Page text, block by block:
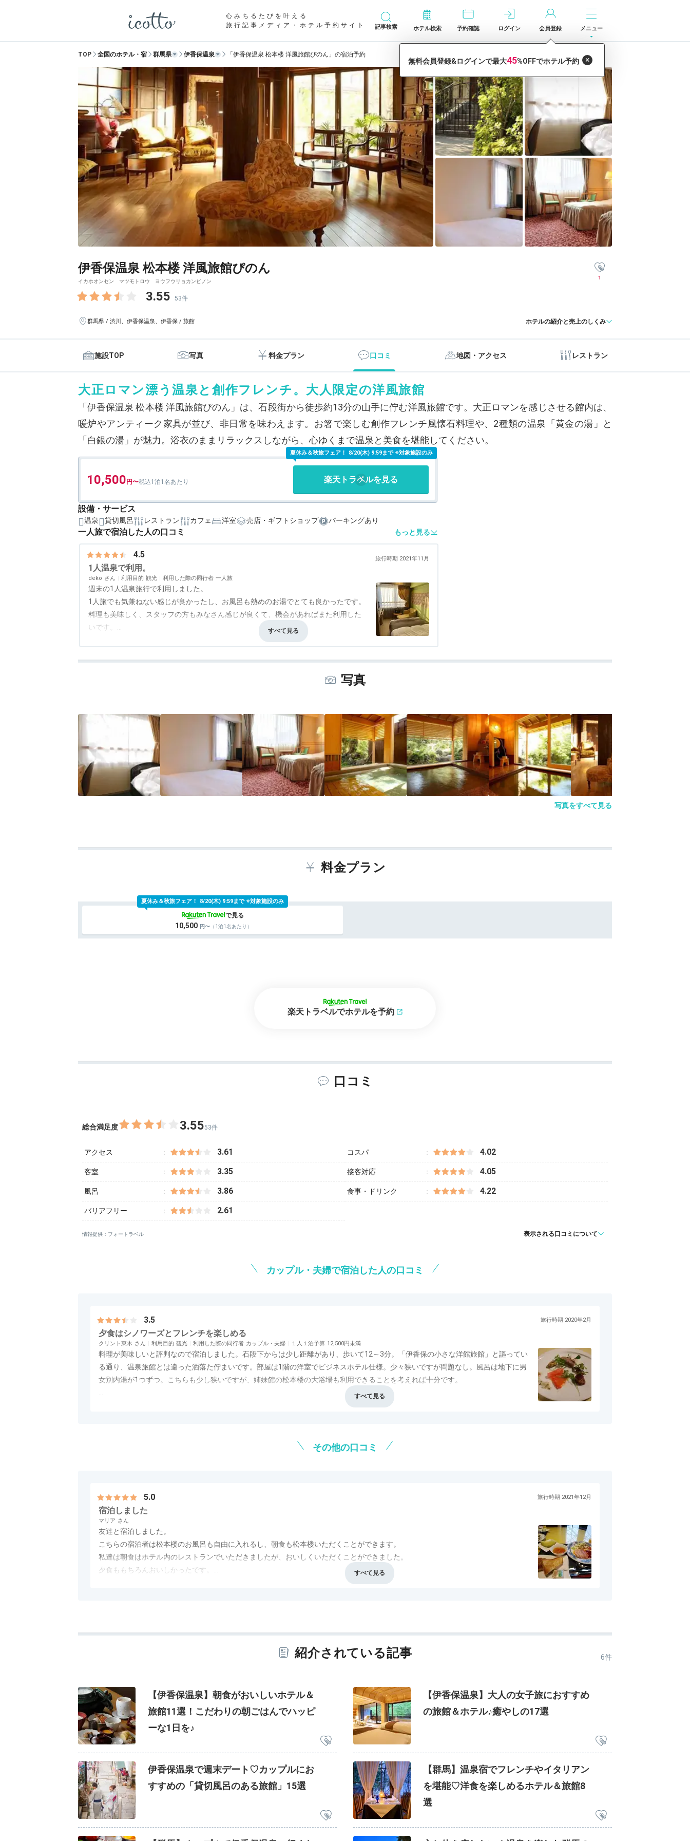
心みちるたびを叶える
旅行記事メディア・ホテル予約サイト
記事検索 ホテル検索 予約確認 ログイン 会員登録 メニュー
TOP 全国のホテル・宿 群馬県 伊香保温泉 「伊香保温泉 松本楼 洋風旅館ぴのん」の宿泊予約
伊香保温泉 松本楼 洋風旅館ぴのん
イカホオンセン マツモトロウ ヨウフウリョカンピノン
3.55 53件
1
群馬県 / 渋川、伊香保温泉、伊香保 / 旅館 ホテルの紹介と売上のしくみ
施設TOP 写真 料金プラン 口コミ 地図・アクセス レストラン
大正ロマン漂う温泉と創作フレンチ。大人限定の洋風旅館
「伊香保温泉 松本楼 洋風旅館ぴのん」は、石段街から徒歩約13分の山手に佇む洋風旅館です。大正ロマンを感じさせる館内は、
暖炉やアンティーク家具が並び、非日常を味わえます。お箸で楽しむ創作フレンチ風懐石料理や、2種類の温泉「黄金の湯」と
「白銀の湯」が魅力。浴衣のままリラックスしながら、心ゆくまで温泉と美食を堪能してください。
10,500 1泊1名あたり
夏休み＆秋旅フェア！ 8/20(木) 9:59まで ※対象施設のみ
楽天トラベルを見る
設備・サービス
温泉 貸切風呂 レストラン カフェ 洋室 売店・ギフトショップ パーキングあり
一人旅で宿泊した人の口コミ もっと見る
4.5 旅行時期 2021年11月
1人温泉で利用。
deko 利用目的 観光 利用した際の同行者 一人旅
週末の1人温泉旅行で利用しました。
1人旅でも気兼ねない感じが良かったし、お風呂も熱めのお湯でとても良かったです。
料理も美味しく、スタッフの方もみなさん感じが良くて、機会があればまた利用した
いです。
シングルルームはビジネスホテルみたいな感じでしたが、静かで良かったです。
4.5 バリアフリー評価なし
写真
写真をすべて見る
料金プラン
10,500 （1泊1名あたり）
夏休み＆秋旅フェア！ 8/20(木) 9:59まで ※対象施設のみ
楽天トラベルでホテルを予約
口コミ
総合満足度 3.5553件
アクセス 3.61 コスパ 4.02
客室 3.35 接客対応 4.05
風呂 3.86 食事・ドリンク 4.22
バリアフリー 2.61
情報提供：フォートラベル 表示される口コミについて
カップル・夫婦で宿泊した人の口コミ
3.5 旅行時期 2020年2月
夕食はシノワーズとフレンチを楽しめる
クリント東木 利用目的 観光 利用した際の同行者 カップル・夫婦 １人１泊予算 12,500円未満
料理が美味しいと評判なので宿泊しました。石段下からは少し距離があり、歩いて12～3分。「伊香保の小さな洋館旅館」と謳ってい
る通り、温泉旅館とは違った洒落た佇まいです。部屋は1階の洋室でビジネスホテル仕様。少々狭いですが問題なし。風呂は地下に男
女別内湯が1つずつ。こちらも少し狭いですが、姉妹館の松本楼の大浴場も利用できることを考えれば十分です。
夕食は18時から1階のレストラン夢味亭で。フレンチとシノワーズをミックスされたフュージョンのコースです。前菜、蒸しパン、魚
斬新なものを期待していたので、それは肩透かし。普通のフレンチと思えば味わいとしてはまずまずといった所です。
その他の口コミ
5.0 旅行時期 2021年12月
宿泊しました
マリア
友達と宿泊しました。
こちらの宿泊者は松本楼のお風呂も自由に入れるし、朝食も松本楼いただくことができます。
私達は朝食はホテル内のレストランでいただきましたが、おいしくいただくことができました。
夕食ももちろんおいしかったです。
紹介されている記事 6件
【伊香保温泉】朝食がおいしいホテル＆
旅館11選！こだわりの朝ごはんでハッピ
ーな1日を♪
【伊香保温泉】大人の女子旅におすすめ
の旅館＆ホテル♪癒やしの17選
伊香保温泉で週末デート♡カップルにお
すすめの「貸切風呂のある旅館」15選
【群馬】温泉宿でフレンチやイタリアン
を堪能♡洋食を楽しめるホテル＆旅館8
選